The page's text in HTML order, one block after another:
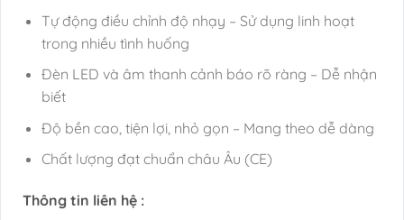
Tự động điều chỉnh độ nhạy – Sử dụng linh hoạt
trong nhiều tình huống
Đèn LED và âm thanh cảnh báo rõ ràng – Dễ nhận
biết
Độ bền cao, tiện lợi, nhỏ gọn – Mang theo dễ dàng
Chất lượng đạt chuẩn châu Âu (CE)
Thông tin liên hệ :